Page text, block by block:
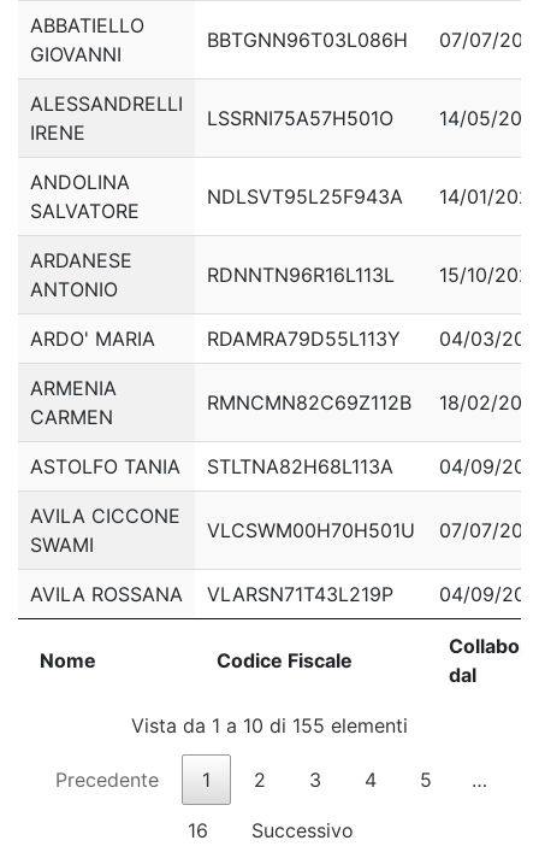
dal
ABBATIELLO
GIOVANNI
BBTGNN96T03L086H 07/07/
ALESSANDRELLI
IRENE
LSSRNI75A57H501O 14/05/
ANDOLINA
SALVATORE
NDLSVT95L25F943A 14/01/
ARDANESE
ANTONIO
RDNNTN96R16L113L 15/10/2021
ARDO' MARIA RDAMRA79D55L113Y 04/03/
ARMENIA
CARMEN
RMNCMN82C69Z112B 18/02/
ASTOLFO TANIA STLTNA82H68L113A 04/09/
AVILA CICCONE
SWAMI
VLCSWM00H70H501U 07/07/
AVILA ROSSANA VLARSN71T43L219P 04/09/
Nome Codice Fiscale
Collabora
dal
Vista da 1 a 10 di 155 elementi
Precedente 1 2 3 4 5 …
16 Successivo